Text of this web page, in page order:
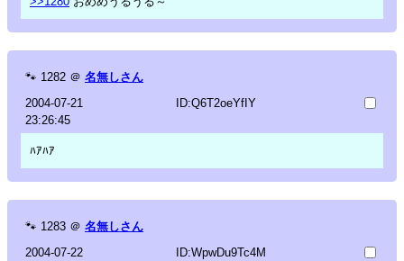
🐾 1282 ＠ 名無しさん
2004-07-21
23:26:45
ID:Q6T2oeYfIY
ﾊｱﾊｱ
🐾 1283 ＠ 名無しさん
2004-07-22
ID:WpwDu9Tc4M